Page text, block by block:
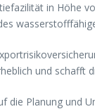
in Höhe
und
die Planung und